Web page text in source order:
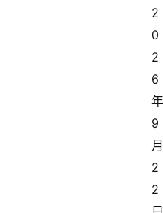
2
0
2
6
年
9
月
2
2